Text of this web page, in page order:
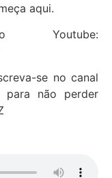
aqui.
Youtube:
se no canal
não perder